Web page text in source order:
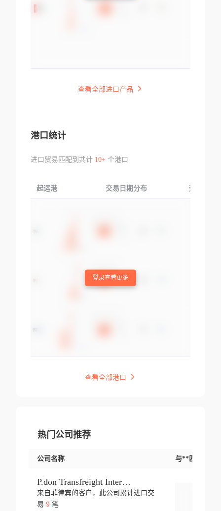
查看全部进口产品
港口统计
进口贸易匹配到共计 10+个港口
起运港 交易日期分布 交易产品
登录查看更多
查看全部港口
热门公司推荐
公司名称 与**匹配交易
P.don Transfreight International
来自菲律宾的客户，此公司累计进口交
易 9 笔